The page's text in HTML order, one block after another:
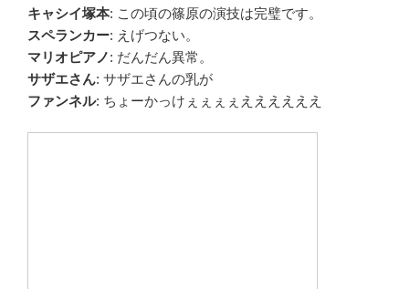
キャシイ塚本: この頃の篠原の演技は完璧です。
スペランカー: えげつない。
マリオピアノ: だんだん異常。
サザエさん: サザエさんの乳が
ファンネル: ちょーかっけぇぇぇぇええええええ